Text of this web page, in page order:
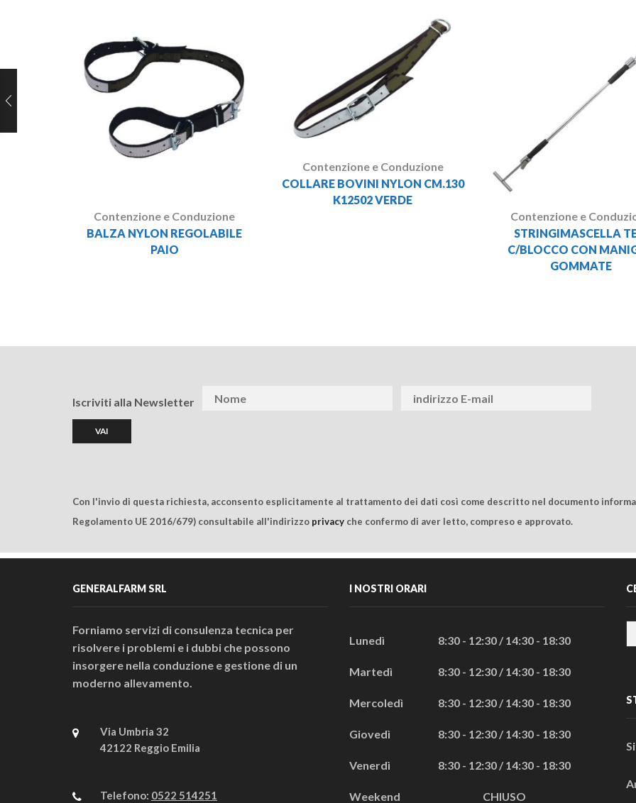
Contenzione e Conduzione
BALZA NYLON REGOLABILE
PAIO
Contenzione e Conduzione
COLLARE BOVINI NYLON CM.130
K12502 VERDE
Contenzione e
STRINGIMASCELLA
C/BLOCCO CON
GOMMATE
Iscriviti alla Newsletter
Con l'invio di questa richiesta, acconsento esplicitamente al trattamento dei dati così come descritto nel documento
Regolamento UE 2016/679) consultabile all'indirizzo privacy che confermo di aver letto, compreso e approvato.
GENERALFARM SRL
Forniamo servizi di consulenza tecnica per
risolvere i problemi e i dubbi che possono
insorgere nella conduzione e gestione di un
moderno allevamento.
Via Umbria 32
42122 Reggio Emilia
Telefono: 0522 514251
I NOSTRI ORARI
Lunedì 8:30 - 12:30 / 14:30 - 18:30
Martedì 8:30 - 12:30 / 14:30 - 18:30
Mercoledì 8:30 - 12:30 / 14:30 - 18:30
Giovedì 8:30 - 12:30 / 14:30 - 18:30
Venerdì 8:30 - 12:30 / 14:30 - 18:30
Weekend CHIUSO